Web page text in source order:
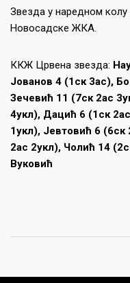
Звезда у наредном колу
Новосадске ЖКА.
ККЖ Црвена звезда:
Јованов 4 (1ск 3ас),
Зечевић 11 (7ск 2ас
4укл), Дацић 6 (1ск
1укл), Јевтовић 6 (6ск
2ас 2укл), Чолић 14
Вуковић